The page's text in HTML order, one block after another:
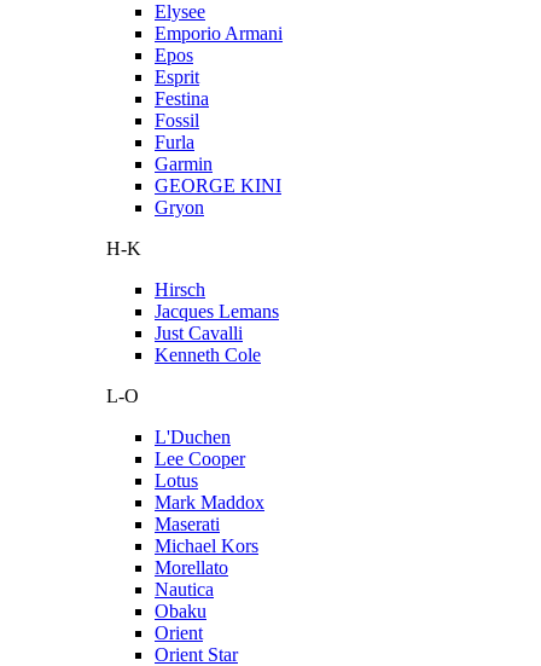
Elysee
Emporio Armani
Epos
Esprit
Festina
Fossil
Furla
Garmin
GEORGE KINI
Gryon
H-K
Hirsch
Jacques Lemans
Just Cavalli
Kenneth Cole
L-O
L'Duchen
Lee Cooper
Lotus
Mark Maddox
Maserati
Michael Kors
Morellato
Nautica
Obaku
Orient
Orient Star